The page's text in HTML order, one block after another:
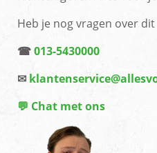
Heb je nog vragen over
☎013-5430000
✉
💬 Chat met ons